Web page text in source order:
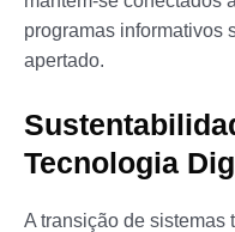
programas informativos
apertado.
Tecnologia
A transição de sistemas